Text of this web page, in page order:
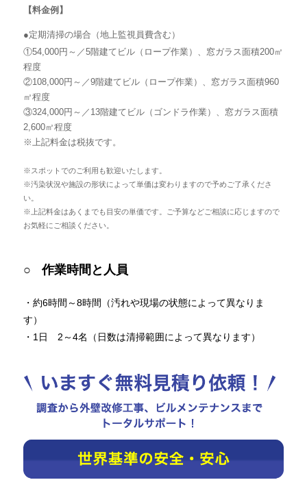
【料金例】
●定期清掃の場合（地上監視員費含む）
①54,000円～／5階建てビル（ロープ作業）、窓ガラス面積200㎡
程度
②108,000円～／9階建てビル（ロープ作業）、窓ガラス面積960
㎡程度
③324,000円～／13階建てビル（ゴンドラ作業）、窓ガラス面積
2,600㎡程度
※上記料金は税抜です。
※スポットでのご利用も歓迎いたします。
※汚染状況や施設の形状によって単価は変わりますので予めご了承くださ
い。
※上記料金はあくまでも目安の単価です。ご予算などご相談に応じますので
お気軽にご相談ください。
作業時間と人員
・約6時間～8時間（汚れや現場の状態によって異なりま
す）
・1日 2～4名（日数は清掃範囲によって異なります）